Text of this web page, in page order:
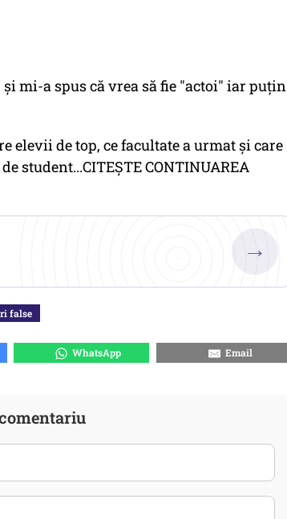
mi-a spus că vrea să fie "actoi" iar puțin
de top, ce facultate a urmat și care
student...CITEȘTE CONTINUAREA
→
false
WhatsApp Email